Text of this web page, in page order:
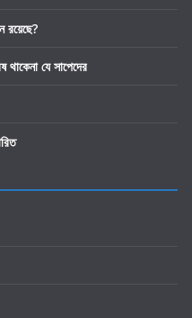
রয়েছে?
যে সাপেদের